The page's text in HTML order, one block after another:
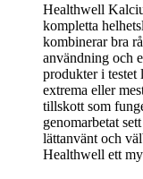
Healthwell
kompletta
kombinerar bra
användning och
produkter i testet
extrema eller
tillskott som
genomarbetat
lättanvänt och
Healthwell ett